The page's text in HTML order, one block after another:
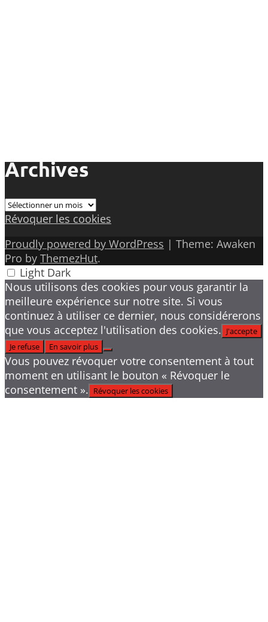
Archives
Archives
Révoquer les cookies
Proudly powered by WordPress | Theme: Awaken
Pro by ThemezHut.
Light Dark
Nous utilisons des cookies pour vous garantir la
meilleure expérience sur notre site. Si vous
continuez à utiliser ce dernier, nous considérerons
que vous acceptez l'utilisation des cookies. J'accepte
Je refuse
En savoir plus
Vous pouvez révoquer votre consentement à tout
moment en utilisant le bouton « Révoquer le
consentement ». Révoquer les cookies